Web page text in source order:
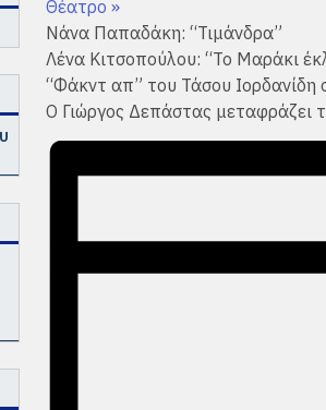
Θέατρο »
Νάνα Παπαδάκη: “Τιμάνδρα”
Λένα Κιτσοπούλου: “Το Μαράκι
“Φάκντ απ” του Τάσου Ιορδανίδη
Ο Γιώργος Δεπάστας